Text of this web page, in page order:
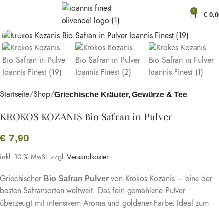
0
€
Bild vergößern
Startseite Shop Griechische Kräuter, Gewürze & Tee
KROKOS KOZANIS Bio Safran in Pulver
€ 7,90
inkl. 10 % MwSt. zzgl. Versandkosten
Griechischer Bio Safran Pulver von Krokos Kozanis – eine der
besten Safransorten weltweit. Das fein gemahlene Pulver
überzeugt mit intensivem Aroma und goldener Farbe. Ideal zum